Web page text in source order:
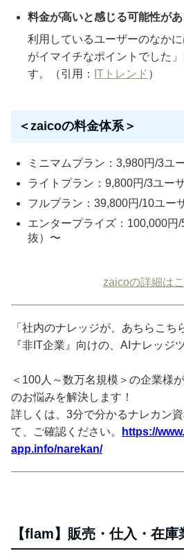
料金が高いと感じる可能性があ
利用しているユーザーのなか
がイマイチなポイントでした
す。（引用：
ITトレンド ）
＜zaicoの料金体系＞
ミニマムプラン：3,980円/3ユ
ライトプラン：9,800円/3ユー
フルプラン：39,800円/10ユー
エンタープライズ：100,000円
抜）〜
zaicoの詳細は
「社内のナレッジが、あちらこち
『非IT企業』向けの、AIナレッジ
＜100人～数万名規模＞の企業様
のお悩みを解決します！
詳しくは、3分で分かるナレカン
て、ご確認ください。
https://
app.info/narekan/
【flam】販売・仕入・在